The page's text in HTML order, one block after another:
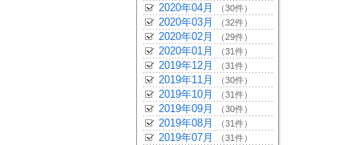
2020年04月 （30件）
2020年03月 （32件）
2020年02月 （29件）
2020年01月 （31件）
2019年12月 （31件）
2019年11月 （30件）
2019年10月 （31件）
2019年09月 （30件）
2019年08月 （31件）
2019年07月 （31件）